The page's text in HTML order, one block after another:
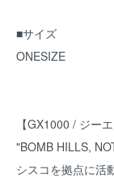
■サイズ
ONESIZE
【GX1000 / ジー
"BOMB HILLS,
シスコを拠点に活